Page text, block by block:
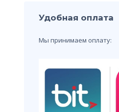
Удобная оплата
Мы принимаем оплату: